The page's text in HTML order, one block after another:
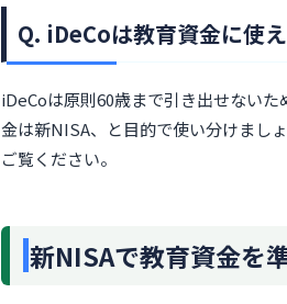
Q. iDeCoは教育資金に使
iDeCoは原則60歳まで引き出せない
金は新NISA、と目的で使い分けまし
ご覧ください。
新NISAで教育資金を